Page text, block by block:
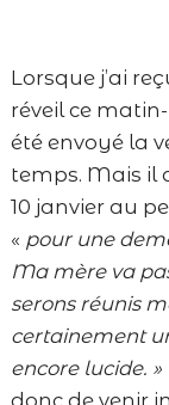
Lorsque j’ai
réveil ce matin-
été envoyé la
temps. Mais il
10 janvier au
« pour une
Ma mère va
serons réunis
certainement
encore lucide. »
donc de venir